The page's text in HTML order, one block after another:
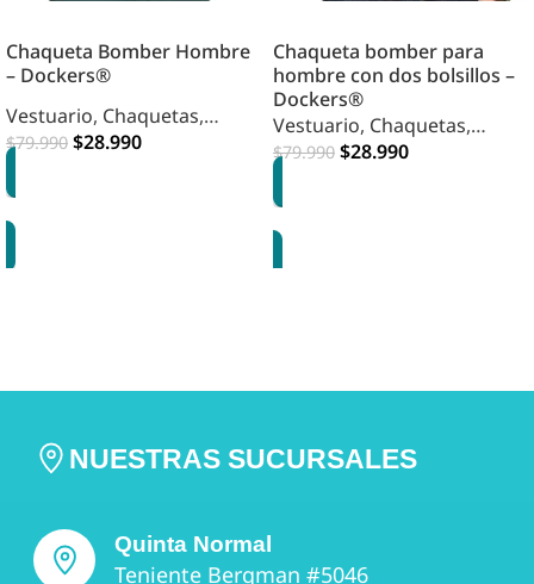
Chaqueta Bomber Hombre
– Dockers®
Vestuario, Chaquetas,
Hombre
$79.990 $28.990
Chaqueta bomber para
hombre con dos bolsillos –
Dockers®
Vestuario, Chaquetas,
Hombre
$79.990 $28.990
NUESTRAS SUCURSALES
Quinta Normal
Teniente Bergman #5046